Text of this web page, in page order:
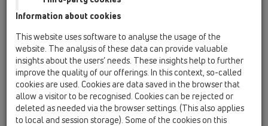
HL50FV
HL50FV.0/200
HL50FV.0/200
Information about cookies
This website uses software to analyse the usage of the
website. The analysis of these data can provide valuable
insights about the users’ needs. These insights help to further
improve the quality of our offerings. In this context, so-called
cookies are used. Cookies are data saved in the browser that
allow a visitor to be recognised. Cookies can be rejected or
deleted as needed via the browser settings. (This also applies
to local and session storage). Some of the cookies on this